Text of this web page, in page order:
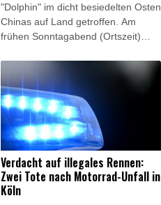
"Dolphin" im dicht besiedelten Osten
Chinas auf Land getroffen. Am
frühen Sonntagabend (Ortszeit)
Wirbelsturms bei höchster
Warnstufe über die Küstenregion
der Provinz Zhejiang, wie Chinas
Nationales Meteorologisches
Zentrum mitteilte. Im Vorfeld waren
fast 2000 Flüge in der Region
gestrichen worden, zehntausende
Menschen wurden evakuiert. In
Japan wurden sieben Menschen
verletzt.
Verdacht auf illegales Rennen:
Zwei Tote nach Motorrad-Unfall in
Köln